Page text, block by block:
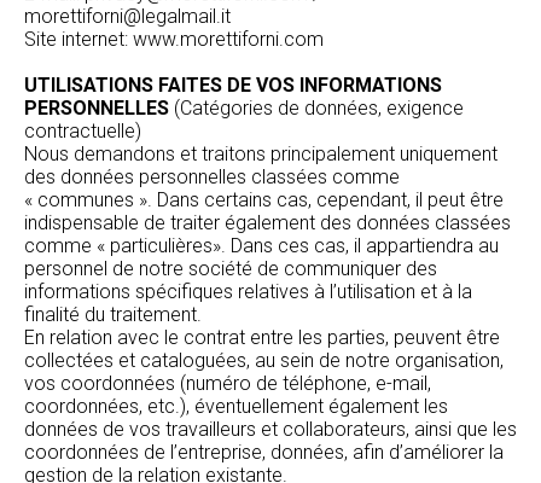
morettiforni@legalmail.it
Site internet: www.morettiforni.com
UTILISATIONS FAITES DE VOS INFORMATIONS
PERSONNELLES (Catégories de données, exigence
contractuelle)
Nous demandons et traitons principalement uniquement
des données personnelles classées comme
« communes ». Dans certains cas, cependant, il peut être
indispensable de traiter également des données classées
comme « particulières». Dans ces cas, il appartiendra au
personnel de notre société de communiquer des
informations spécifiques relatives à l’utilisation et à la
finalité du traitement.
En relation avec le contrat entre les parties, peuvent être
collectées et cataloguées, au sein de notre organisation,
vos coordonnées (numéro de téléphone, e-mail,
coordonnées, etc.), éventuellement également les
données de vos travailleurs et collaborateurs, ainsi que les
coordonnées de l’entreprise, données, afin d’améliorer la
gestion de la relation existante.